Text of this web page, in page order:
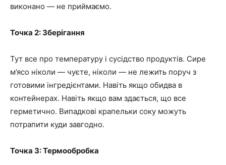
виконано — не приймаємо.
Точка 2: Зберігання
Тут все про температуру і сусідство продуктів. Сире
м’ясо ніколи — чуєте, ніколи — не лежить поруч з
готовими інгредієнтами. Навіть якщо обидва в
контейнерах. Навіть якщо вам здається, що все
герметично. Випадкові крапельки соку можуть
потрапити куди завгодно.
Точка 3: Термообробка